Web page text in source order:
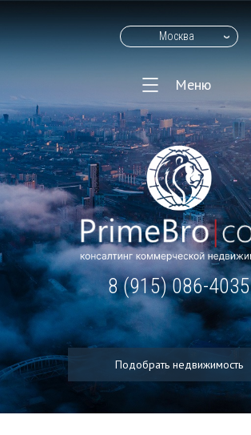
Москва
Меню
8 (915) 086-4035
Подобрать недвижимость